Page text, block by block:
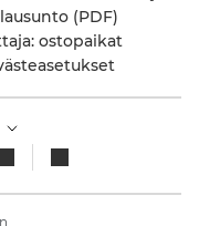
(PDF)
ostopaikat